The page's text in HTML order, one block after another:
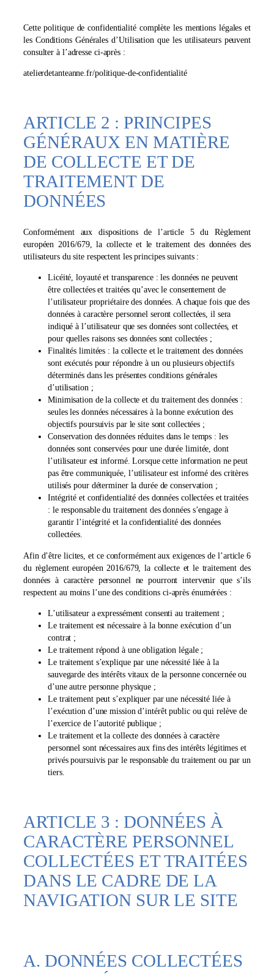
Cette politique de confidentialité complète les mentions légales et
les Conditions Générales d’Utilisation que les utilisateurs peuvent
consulter à l’adresse ci-après :
atelierdetanteanne.fr/politique-de-confidentialité
ARTICLE 2 : PRINCIPES
GÉNÉRAUX EN MATIÈRE
DE COLLECTE ET DE
TRAITEMENT DE
DONNÉES
Conformément aux dispositions de l’article 5 du Règlement
européen 2016/679, la collecte et le traitement des données des
utilisateurs du site respectent les principes suivants :
Licéité, loyauté et transparence : les données ne peuvent
être collectées et traitées qu’avec le consentement de
l’utilisateur propriétaire des données. A chaque fois que des
données à caractère personnel seront collectées, il sera
indiqué à l’utilisateur que ses données sont collectées, et
pour quelles raisons ses données sont collectées ;
Finalités limitées : la collecte et le traitement des données
sont exécutés pour répondre à un ou plusieurs objectifs
déterminés dans les présentes conditions générales
d’utilisation ;
Minimisation de la collecte et du traitement des données :
seules les données nécessaires à la bonne exécution des
objectifs poursuivis par le site sont collectées ;
Conservation des données réduites dans le temps : les
données sont conservées pour une durée limitée, dont
l’utilisateur est informé. Lorsque cette information ne peut
pas être communiquée, l’utilisateur est informé des critères
utilisés pour déterminer la durée de conservation ;
Intégrité et confidentialité des données collectées et traitées
: le responsable du traitement des données s’engage à
garantir l’intégrité et la confidentialité des données
collectées.
Afin d’être licites, et ce conformément aux exigences de l’article 6
du règlement européen 2016/679, la collecte et le traitement des
données à caractère personnel ne pourront intervenir que s’ils
respectent au moins l’une des conditions ci-après énumérées :
L’utilisateur a expressément consenti au traitement ;
Le traitement est nécessaire à la bonne exécution d’un
contrat ;
Le traitement répond à une obligation légale ;
Le traitement s’explique par une nécessité liée à la
sauvegarde des intérêts vitaux de la personne concernée ou
d’une autre personne physique ;
Le traitement peut s’expliquer par une nécessité liée à
l’exécution d’une mission d’intérêt public ou qui relève de
l’exercice de l’autorité publique ;
Le traitement et la collecte des données à caractère
personnel sont nécessaires aux fins des intérêts légitimes et
privés poursuivis par le responsable du traitement ou par un
tiers.
ARTICLE 3 : DONNÉES À
CARACTÈRE PERSONNEL
COLLECTÉES ET TRAITÉES
DANS LE CADRE DE LA
NAVIGATION SUR LE SITE
A. DONNÉES COLLECTÉES